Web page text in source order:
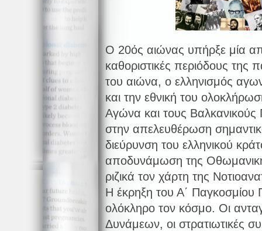
Ο 20ός αιώνας υπήρξε μία
καθοριστικές περιόδους της
του αιώνα, ο ελληνισμός
και την εθνική του
Αγώνα και τους Βαλκανικούς
στην απελευθέρωση
διεύρυνση του ελληνικού
αποδυνάμωση της
ριζικά τον χάρτη της
Η έκρηξη του Α΄ Παγκοσμίου
ολόκληρο τον κόσμο. Οι
Δυνάμεων, οι στρατιωτικές